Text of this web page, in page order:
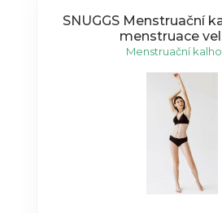
SNUGGS Menstruační
menstruace
Menstruační